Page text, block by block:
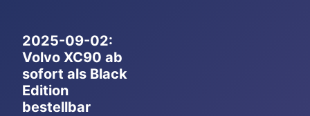
2025-09-02:
Volvo XC90 ab
sofort als Black
Edition
bestellbar